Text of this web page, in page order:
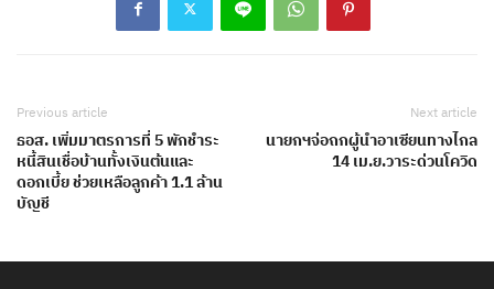
Previous article
ธอส. เพิ่มมาตรการที่ 5 พักชำระ
หนี้สินเชื่อบ้านทั้งเงินต้นและ
ดอกเบี้ย ช่วยเหลือลูกค้า 1.1 ล้าน
บัญชี
Next article
นายกฯจ่อถกผู้นำอาเซียนทางไกล
14 เม.ย.วาระด่วนโควิด